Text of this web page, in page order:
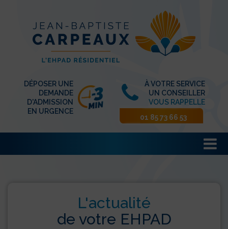
DÉPOSER UNE
DEMANDE
D'ADMISSION
EN URGENCE
À VOTRE SERVICE
UN CONSEILLER
VOUS RAPPELLE
01 85 73 66 53
L'actualité
de votre EHPAD